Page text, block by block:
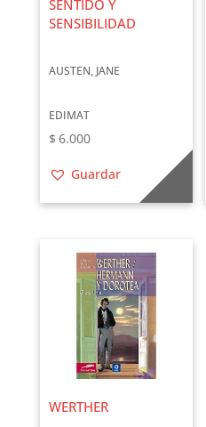
SENTIDO Y
SENSIBILIDAD
AUSTEN, JANE
EDIMAT
$ 6.000
Guardar
WERTHER